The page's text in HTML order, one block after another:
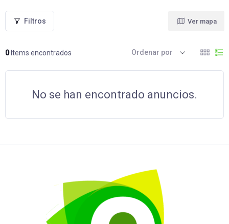
Filtros
0Items encontrados
Ver mapa
Ordenar por
No se han encontrado anuncios.